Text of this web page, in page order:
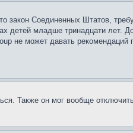
закон Соединенных Штатов,
детей младше тринадцати лет.
не может давать
Также он мог вообще